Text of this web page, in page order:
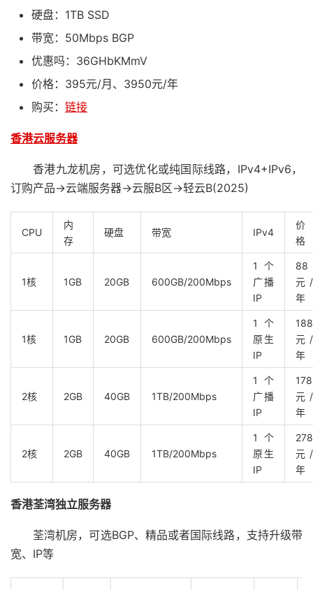
硬盘：1TB SSD
带宽：50Mbps BGP
优惠吗：36GHbKMmV
价格：395元/月、3950元/年
购买： 链接
香港云服务器
香港九龙机房，可选优化或纯国际线路，IPv4+IPv6，
订购产品->云端服务器->云服B区->轻云B(2025)
CPU
内
存
硬盘 带宽 IPv4
价
格
1核 1GB 20GB 600GB/200Mbps
1个
广播
IP
88
元/
年
1核 1GB 20GB 600GB/200Mbps
1个
原生
IP
188
元/
年
2核 2GB 40GB 1TB/200Mbps
1个
广播
IP
178
元/
年
2核 2GB 40GB 1TB/200Mbps
1个
原生
IP
278
元/
年
香港荃湾独立服务器
荃湾机房，可选BGP、精品或者国际线路，支持升级带
宽、IP等